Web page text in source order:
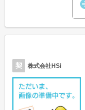
契 株式会社HSi